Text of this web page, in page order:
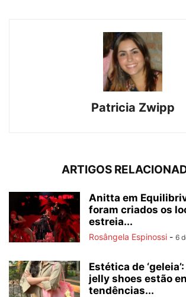
Patricia Zwipp
ARTIGOS
Anitta em
foram criados os
estreia...
Rosângela Espinossi - 6
Estética de
jelly shoes estão
tendências...